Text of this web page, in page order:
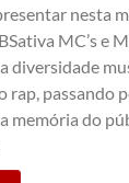
nesta
MC’s e
diversidade
rap, passando
memória do